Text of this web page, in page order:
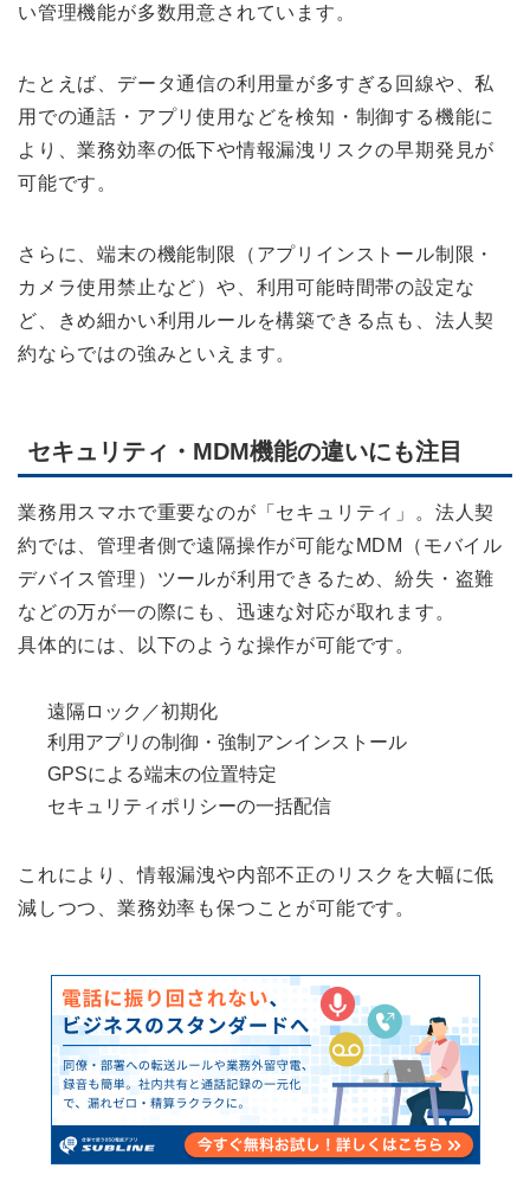
い管理機能が多数用意されています。
たとえば、データ通信の利用量が多すぎる回線や、私
用での通話・アプリ使用などを検知・制御する機能に
より、業務効率の低下や情報漏洩リスクの早期発見が
可能です。
さらに、端末の機能制限（アプリインストール制限・
カメラ使用禁止など）や、利用可能時間帯の設定な
ど、きめ細かい利用ルールを構築できる点も、法人契
約ならではの強みといえます。
セキュリティ・MDM機能の違いにも注目
業務用スマホで重要なのが「セキュリティ」。法人契
約では、管理者側で遠隔操作が可能なMDM（モバイル
デバイス管理）ツールが利用できるため、紛失・盗難
などの万が一の際にも、迅速な対応が取れます。
具体的には、以下のような操作が可能です。
遠隔ロック／初期化
利用アプリの制御・強制アンインストール
GPSによる端末の位置特定
セキュリティポリシーの一括配信
これにより、情報漏洩や内部不正のリスクを大幅に低
減しつつ、業務効率も保つことが可能です。